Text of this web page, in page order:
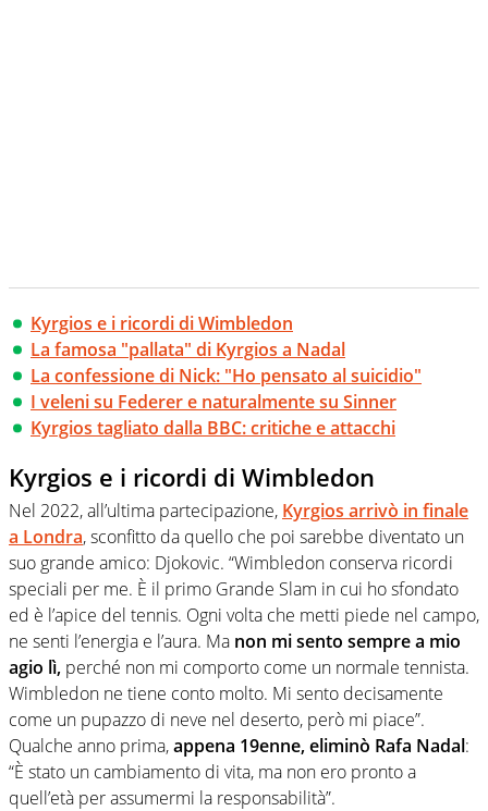
Kyrgios e i ricordi di Wimbledon
La famosa "pallata" di Kyrgios a Nadal
La confessione di Nick: "Ho pensato al suicidio"
I veleni su Federer e naturalmente su Sinner
Kyrgios tagliato dalla BBC: critiche e attacchi
Kyrgios e i ricordi di Wimbledon
Nel 2022, all’ultima partecipazione, Kyrgios arrivò in finale
a Londra, sconfitto da quello che poi sarebbe diventato un
suo grande amico: Djokovic. “Wimbledon conserva ricordi
speciali per me. È il primo Grande Slam in cui ho sfondato
ed è l’apice del tennis. Ogni volta che metti piede nel campo,
ne senti l’energia e l’aura. Ma non mi sento sempre a mio
agio lì, perché non mi comporto come un normale tennista.
Wimbledon ne tiene conto molto. Mi sento decisamente
come un pupazzo di neve nel deserto, però mi piace”.
Qualche anno prima,appena 19enne, eliminò Rafa Nadal:
“È stato un cambiamento di vita, ma non ero pronto a
quell’età per assumermi la responsabilità”.